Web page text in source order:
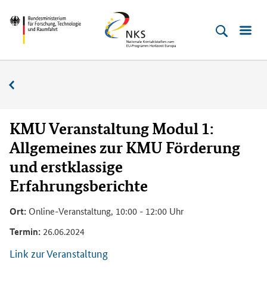
zum
Inhalt
(Eingabetaste)
zum
Hauptmenu
(Eingabetaste)
zur
Suche
(Eingabetaste)
zur
Fußleiste
(Enter)
Bundesministerium
Technologie
Raumfahrt
Horizont
Europa
KMU Veranstaltung Modul 1:
Allgemeines zur KMU Förderung
und erstklassige
Erfahrungsberichte
Ort: Online-Veranstaltung, 10:00 - 12:00 Uhr
Termin: 26.06.2024
Link zur Veranstaltung